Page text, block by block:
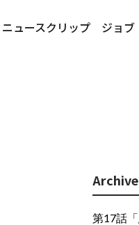
ニュースクリップ ジョブ
Archive
第17話